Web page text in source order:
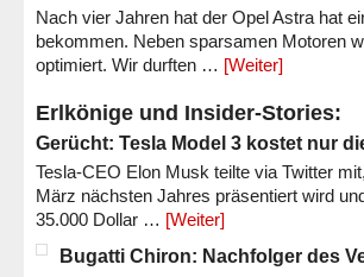
Nach vier Jahren hat der Opel Astra hat
bekommen. Neben sparsamen Motoren
optimiert. Wir durften … [Weiter]
Erlkönige und Insider-Stories:
Gerücht: Tesla Model 3 kostet nur
Tesla-CEO Elon Musk teilte via Twitter
März nächsten Jahres präsentiert wird
35.000 Dollar … [Weiter]
Bugatti Chiron: Nachfolger des